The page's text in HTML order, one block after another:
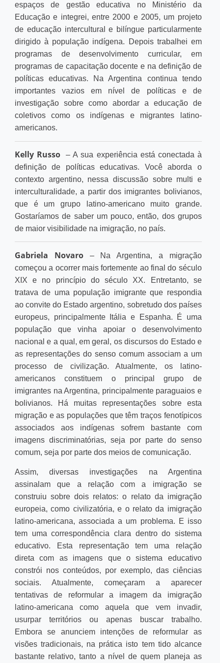
espaços de gestão educativa no Ministério da
Educação e integrei, entre 2000 e 2005, um projeto
de educação intercultural e bilíngue particularmente
dirigido à população indígena. Depois trabalhei em
programas de desenvolvimento curricular, em
programas de capacitação docente e na definição de
políticas educativas. Na Argentina continua tendo
importantes vazios em nível de políticas e de
investigação sobre como abordar a educação de
coletivos como os indígenas e migrantes latino-
americanos.
Kelly Russo
– A sua experiência está conectada à
definição de políticas educativas. Você aborda o
contexto argentino, nessa discussão sobre multi e
interculturalidade, a partir dos imigrantes bolivianos,
que é um grupo latino-americano muito grande.
Gostaríamos de saber um pouco, então, dos grupos
de maior visibilidade na imigração, no país.
Gabriela Novaro– Na Argentina, a migração
começou a ocorrer mais fortemente ao final do século
XIX e no princípio do século XX. Entretanto, se
tratava de uma população imigrante que respondia
ao convite do Estado argentino, sobretudo dos países
europeus, principalmente Itália e Espanha. É uma
população que vinha apoiar o desenvolvimento
nacional e a qual, em geral, os discursos do Estado e
as representações do senso comum associam a um
processo de civilização. Atualmente, os latino-
americanos constituem o principal grupo de
imigrantes na Argentina, principalmente paraguaios e
bolivianos. Há muitas representações sobre esta
migração e as populações que têm traços fenotípicos
associados aos indígenas sofrem bastante com
imagens discriminatórias, seja por parte do senso
comum, seja por parte dos meios de comunicação.
Assim, diversas investigações na Argentina
assinalam que a relação com a imigração se
construiu sobre dois relatos: o relato da imigração
europeia, como civilizatória, e o relato da imigração
latino-americana, associada a um problema. E isso
tem uma correspondência clara dentro do sistema
educativo. Esta representação tem uma relação
direta com as imagens que o sistema educativo
constrói nos conteúdos, por exemplo, das ciências
sociais. Atualmente, começaram a aparecer
tentativas de reformular a imagem da imigração
latino-americana como aquela que vem invadir,
usurpar territórios ou apenas buscar trabalho.
Embora se anunciem intenções de reformular as
visões tradicionais, na prática isto tem tido alcance
bastante relativo, tanto a nível de quem planeja as